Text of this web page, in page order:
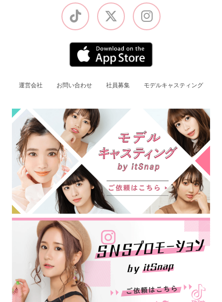
運営会社 お問い合わせ 社員募集 モデルキャスティング